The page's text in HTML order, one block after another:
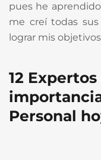
pues he
me creí todas
lograr mis
12
Personal